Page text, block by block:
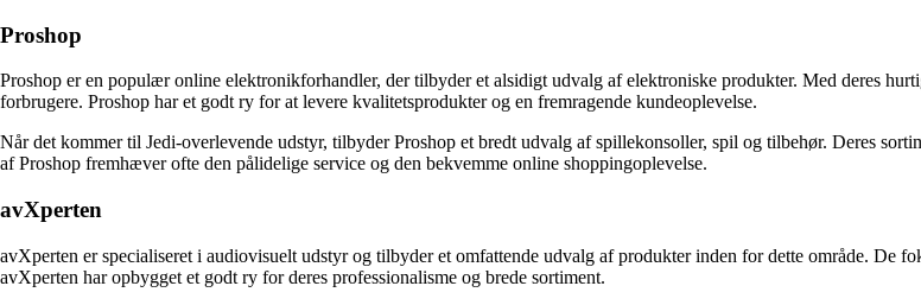
Proshop
Proshop er en populær online elektronikforhandler, der tilbyder et alsidigt udvalg af elektroniske produkter. Med deres
forbrugere. Proshop har et godt ry for at levere kvalitetsprodukter og en fremragende kundeoplevelse.
Når det kommer til Jedi-overlevende udstyr, tilbyder Proshop et bredt udvalg af spillekonsoller, spil og tilbehør. Deres
af Proshop fremhæver ofte den pålidelige service og den bekvemme online shoppingoplevelse.
avXperten
avXperten er specialiseret i audiovisuelt udstyr og tilbyder et omfattende udvalg af produkter inden for dette område. De
avXperten har opbygget et godt ry for deres professionalisme og brede sortiment.